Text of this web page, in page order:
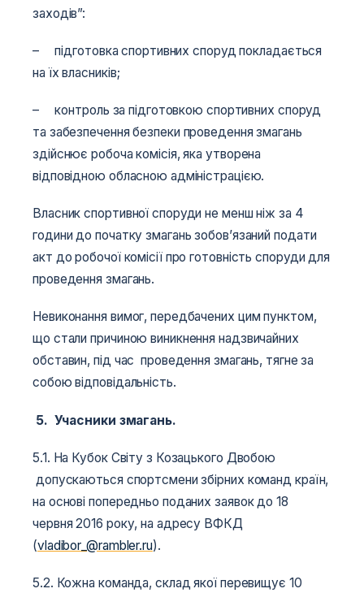
заходів”:
– підготовка спортивних споруд покладається
на їх власників;
– контроль за підготовкою спортивних споруд
та забезпечення безпеки проведення змагань
здійснює робоча комісія, яка утворена
відповідною обласною адміністрацією.
Власник спортивної споруди не менш ніж за 4
години до початку змагань зобов’язаний подати
акт до робочої комісії про готовність споруди для
проведення змагань.
Невиконання вимог, передбачених цим пунктом,
що стали причиною виникнення надзвичайних
обставин, під час проведення змагань, тягне за
собою відповідальність.
5. Учасники змагань.
5.1. На Кубок Світу з Козацького Двобою
допускаються спортсмени збірних команд країн,
на основі попередньо поданих заявок до 18
червня 2016 року, на адресу ВФКД
(vladibor_@rambler.ru).
5.2. Кожна команда, склад якої перевищує 10